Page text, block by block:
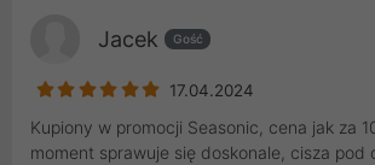
Jacek Gość
17.04.2024
Kupiony w promocji Seasonic, cena jak za
moment sprawuje się doskonale, cisza pod